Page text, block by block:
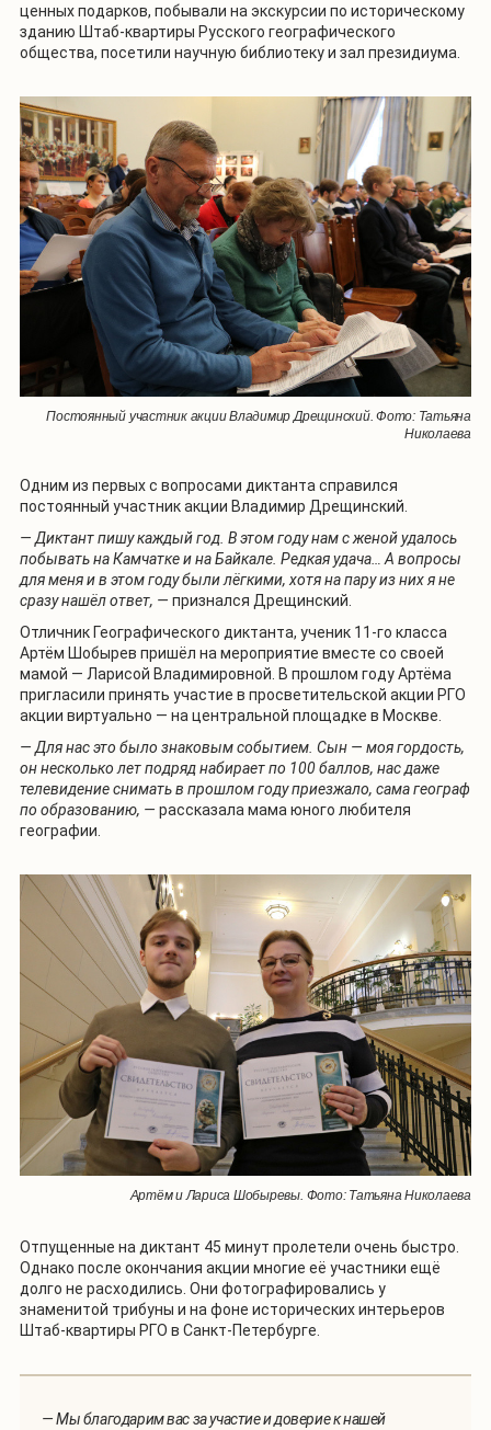
ценных подарков, побывали на экскурсии по историческому
зданию Штаб-квартиры Русского географического
общества, посетили научную библиотеку и зал президиума.
Постоянный участник акции Владимир Дрещинский. Фото: Татьяна
Николаева
Одним из первых с вопросами диктанта справился
постоянный участник акции Владимир Дрещинский.
— Диктант пишу каждый год. В этом году нам с женой удалось
побывать на Камчатке и на Байкале. Редкая удача… А вопросы
для меня и в этом году были лёгкими, хотя на пару из них я не
сразу нашёл ответ, — признался Дрещинский.
Отличник Географического диктанта, ученик 11-го класса
Артём Шобырев пришёл на мероприятие вместе со своей
мамой — Ларисой Владимировной. В прошлом году Артёма
пригласили принять участие в просветительской акции РГО
акции виртуально — на центральной площадке в Москве.
— Для нас это было знаковым событием. Сын — моя гордость,
он несколько лет подряд набирает по 100 баллов, нас даже
телевидение снимать в прошлом году приезжало, сама географ
по образованию, — рассказала мама юного любителя
географии.
Артём и Лариса Шобыревы. Фото: Татьяна Николаева
Отпущенные на диктант 45 минут пролетели очень быстро.
Однако после окончания акции многие её участники ещё
долго не расходились. Они фотографировались у
знаменитой трибуны и на фоне исторических интерьеров
Штаб-квартиры РГО в Санкт-Петербурге.
— Мы благодарим вас за участие и доверие к нашей